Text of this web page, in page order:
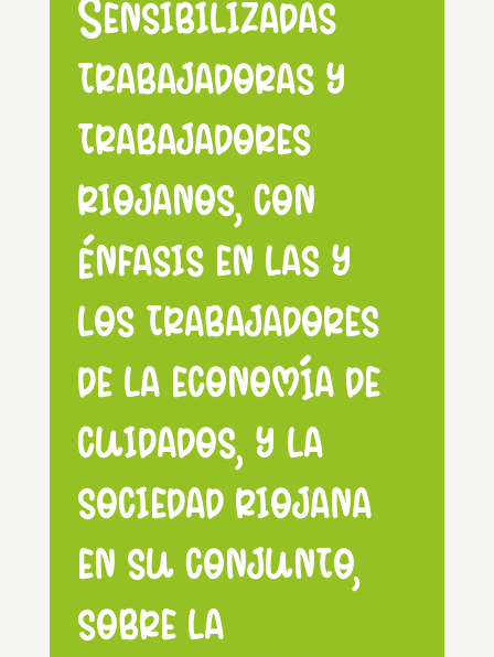
Sensibilizadas
trabajadoras y
trabajadores
riojanos, con
énfasis en las y
los trabajadores
de la economía de
cuidados, y la
sociedad riojana
en su conjunto,
sobre la